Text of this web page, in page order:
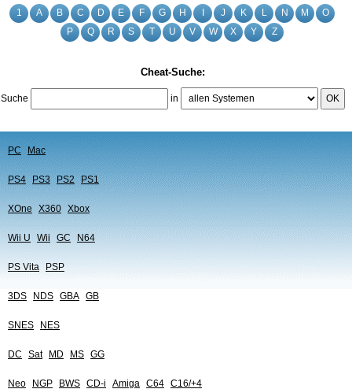
1 A B C D E F G H J K L N M
O
P
Q R S T U V W X Y Z
Cheat-Suche:
Suche in OK
PC Mac
PS4 PS3 PS2 PS1
XOne X360 Xbox
Wii U Wii GC N64
PS Vita PSP
3DS NDS GBA GB
SNES NES
DC Sat MD MS GG
Neo NGP BWS CD-i Amiga C64 C16/+4